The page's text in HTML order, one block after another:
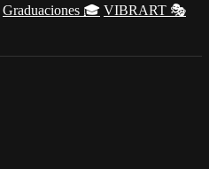
Graduaciones 🎓 VIBRART 🎭